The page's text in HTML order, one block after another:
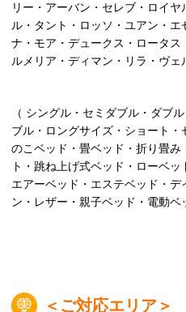
リー・アーバン・セレブ・ロイ
ル・タント・ロッソ・ユアン・
ナ・モア・デュークス・ロータ
ルメリア・ディマン・リラ・ヴ
（ シングル・セミダブル・ダブ
ブル・ロングサイズ・ショート
のこベッド・畳ベッド・折り畳
ト・跳ね上げ式ベッド・ローベ
エアーベッド・エステベッド・
ン・レザー・親子ベッド・電動ベ
＜ご対応エリア＞